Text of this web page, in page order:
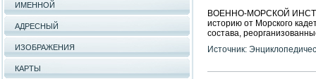
ИМЕННОЙ
АДРЕСНЫЙ
ИЗОБРАЖЕНИЯ
КАРТЫ
ВОЕННО-МОРСКОЙ
историю от Морского
состава,
Источник: